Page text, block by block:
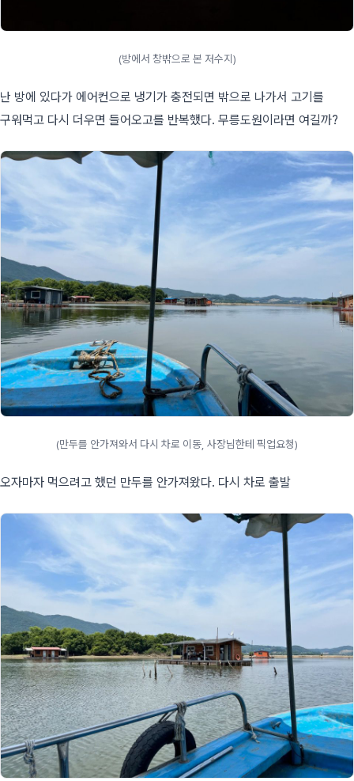
(방에서 창밖으로 본 저수지)
난 방에 있다가 에어컨으로 냉기가 충전되면 밖으로 나가서 고기를
구워먹고 다시 더우면 들어오고를 반복했다. 무릉도원이라면 여길까?
(만두를 안가져와서 다시 차로 이동, 사장님한테 픽업요청)
오자마자 먹으려고 했던 만두를 안가져왔다. 다시 차로 출발